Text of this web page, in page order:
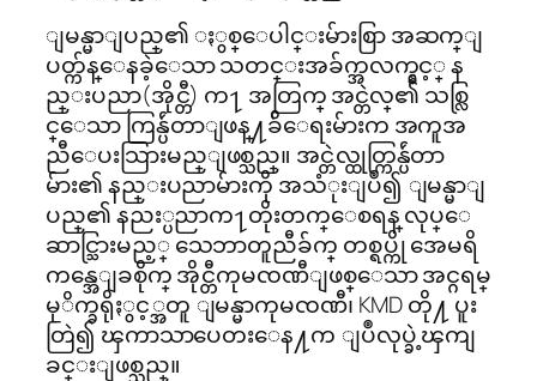
ျမန္မာျပည္၏ ႏွစ္ေပါင္းမ်ားစြာ အဆက္ျ
ပတ္က်န္ေနခဲ့ေသာ သတင္းအခ်က္အလက္နွင့္ န
ည္းပညာ(အိုင္တီ) က႑ အတြက္ အင္တဲလ္၏ သစ္လြ
င္ေသာ ကြန္ပ်ဴတာျဖန္႔ခ်ိေရးမ်ားက အကူအ
ညီေပးသြားမည္ျဖစ္သည္။ အင္တဲလ္ထုတ္ကြန္ပ်ဴတာ
မ်ား၏ နည္းပညာမ်ားကို အသံုးျပဳ၍ ျမန္မာျ
ပည္၏ နညး္ပညာက႑တိုးတက္ေစရန္ လုပ္ေ
ဆာင္သြားမည့္ သေဘာတူညီခ်က္ တစ္ရပ္ကို အေမရိ
ကန္အေျခစိုက္ အိုင္တီကုမၸဏီျဖစ္ေသာ အင္ဂရမ္
မုိက္ခရိုႏွင့္အတူ ျမန္မာကုမၸဏီ၊ KMD တို႔ ပူး
တြဲ၍ ၾကာသာပေတးေန႔က ျပဳလုပ္ခဲ့ၾကျ
ခင္းျဖစ္သည္။